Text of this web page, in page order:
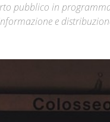
pubblico in
e